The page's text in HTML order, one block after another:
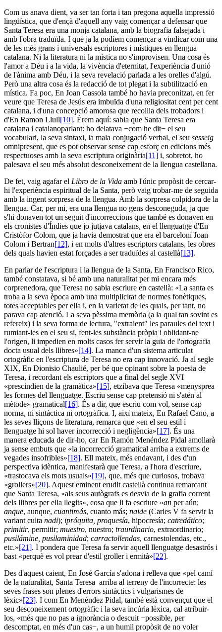
Com us anava dient, va ser tan forta i tan pregona aquella impressió
lingüística, que d'ençà d'aquell any vaig començar a defensar que
Santa Teresa era una monja catalana, amb la biografia falsejada i
amb l'obra traduïda. I que ja la podíem començar a vindicar com una
de les més grans i universals escriptores i místiques en llengua
catalana. Ni la literatura ni la mística no s'improvisen. Una cosa és
l'amor a Déu i a la vida, la vivència d'eternitat, l'experiència d'unió
de l'ànima amb Déu, i la seva revelació parlada a les orelles d'algú.
Però una altra cosa és la redacció de tot plegat i la subtilització en
mística. Fa poc, En Joan Cassola també ho havia preconitzat, en fer
veure que Teresa de Jesús era imbuïda d'una religiositat cent per cent
catalana, i d'una concepció amorosa que recollia dels trobadors i
d'En Ramon Llull[10]. Érem aquí: sabia que Santa Teresa era
catalana i catalanoparlant: ho delatava −com he dit− el seu
vocabulari, la seva sintaxi, la mala conjugació verbal, el seu sesseig
omnipresent, que es pot observar sense cap esforç en edicions més
respectuoses amb la seva escriptura originària[11] i, sobretot, ho
palesava el seu més absolut desconeixement de la llengua castellana.
De fet, vaig agafar el Libro de la Vida amb l'únic propòsit de cercar-
hi l'experiència espiritual de la Santa, però vaig trobar-me de seguida
amb la ingent sorpresa de la llengua. Amb la sorpresa colpidora de la
llengua. Car, per mi, era una llengua no gens desconeguda, ja que
s'hi donaven tot un seguit d'incorreccions que també es donaven en
els cronistes d'Índies que jo jutjava catalans, en el llenguatge d'En
Cristòfor Colom, que ja havia demostrat que era el barceloní Joan
Colom i Bertran[12], i en molts d'altres escriptors catalans, les obres
dels quals havien estat forçades a ser traduïdes al castellà[13].
En parlar de l'escriptura i la llengua de la Santa, En Francisco Rico,
també constatava, si bé amb una naturalitat per mi encara més
corprenedora, que Teresa no sabia escriure en castellà: «La santa es
troba a la seva època amb una multiplicitat de normes fonètiques,
totes acceptables per ella i, en la varietat de les quals, per tant, no
parava cap atenció. La seva pèssima memòria (a la qual tan sovint es
refereix) i la seva forma de lectura, "extraient" les paraules del text i
rumiant-les en el seu si, fent-les substància pròpia i oblidant-ne
l'origen, li impedien en molts casos fer servir la guia de l'ortografia
docta usual dels llibres»[14]. La manca d'un sistema articulat
ortogràfic en l'escriptura de Teresa no era cap innovació. Ja al segle
XIX, En Dionisio Chaulié, per bé que opinant sobre la poesia de
Teresa, i recordant els escriptors que a final del segle XVI
«prescindien de la gramàtica»[15], etzibava que Teresa «menysprea
les formes del llenguatge. Escriu sense cap pretensió ni s'atén al
mètode» gramatical[16]. És a dir, que escriu com vol, sense cap
norma, ni sintàctica ni ortogràfica. I, així mateix, En Rafael Cano, a
les seves lliçons de literatura, remarca que «en el seu estil i
llenguatge hi sol haver incorrecció i negligència»[17]. És una
manera educada de dir-ho, car En Ramón Menéndez Pidal amollarà
ja sense embuts que «la incorrecció gramatical arriba a extrems de
vegades insofribles»[18]. Ell mateix, més endavant, i des d'un
perspectiva idèntica, manifestarà que Teresa, a l'hora d'escriure,
«trastocava els mots usuals»[19], que, més que curiosos, trobava
«grollers»[20]. Aquest eminent erudit castellà continua remarcant
que Santa Teresa, «als seus autògrafs es desvia de la grafia corrent
dels llibres per ella llegits», cosa que li fa escriure «an per aún;
anque, aunque, cuantimás, cuanto más; naide (Carles V fa servir la
variant culta nadi); ipróquita, proquesía, hipocresía; catredático;
primitir, permitir; muestro, nuestro; traurdinario, extraordinario;
pusilámine, pusilaminidad; carractollendas, carnestolendas, etc.,
etc.»[21]. I pondera que Teresa fa servir aquell llenguatge desastrós i
bast «perquè es vol prear d'estil groller i ermità»[22].
Des d'aquest caient, En José García s'adona i relleva que «pel camí
de la naturalitat, Santa Teresa arriba al terreny de l'incorrecte: les
seves frases son plenes d'errors sintàctics i vulgarismes de
lèxic»[23]. I com En Menéndez Pidal, també està convençut que el
seu desconeixement ortogràfic i la seva incúria lèxica, cal atribuir-
los, «més que no pas a ignorància o descuit −possible, per
descomptat, en més d'un cas−, a un humil propòsit de no voler